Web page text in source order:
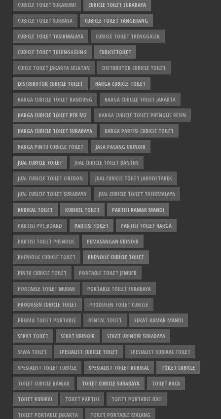
CUBICLE TOILET SUKABUMI CUBICLE TOILET SURABAYA
CUBICLE TOILET SURBAYA CUBICLE TOILET TANGERANG
CUBICLE TOILET TASIKMALAYA CUBICLE TOILET TRENGGALEK
CUBICLE TOILET TULUNGAGUNG CUBICLETOILET
CUICLE TOILET JAKARTA SELATAN DISTRBUTOR CUBICLE TOILET
DISTRIBUTOR CUBICLE TOILET HARGA CUBICLE TOILET
HARGA CUBICLE TOILET BANDUNG HARGA CUBICLE TOILET JAKARTA
HARGA CUBICLE TOILET PER M2 HARGA CUBICLE TOILET PHENOLIC RESIN
HARGA CUBICLE TOILET SURABAYA HARGA PARTISI CUBICLE TOILET
HARGA PINTU CUBICLE TOILET JASA PASANG URINOIR
JUAL CUBICLE TOILET JUAL CUBICLE TOILET BANTEN
JUAL CUBICLE TOILET CIREBON JUAL CUBICLE TOILET JABODETABEK
JUAL CUBICLE TOILET SURABAYA JUAL CUBICLE TOILET TASIKMALAYA
KUBIKAL TOILET KUBIKEL TOILET PARTISI KAMAR MANDI
PARTISI PVC BOARD PARTISI TOILET PARTISI TOILET HARGA
PARTISI TOILET PHENOLIC PEMASANGAN URINOIR
PHENIOLIC CUBICLE TOILET PHENOLIC CUBICLE TOILET
PINTU CUBICLE TOILET PORTABLE TOILET JEMBER
PORTABLE TOILET MURAH PORTABLE TOILET SURABAYA
PRODUSEN CUBICLE TOILET PRODUSEN TOILET CUBICLE
PROMO TOILET PORTABLE RENTAL TOILET SEKAT KAMAR MANDI
SEKAT TOILET SEKAT URINOIR SEKAT URINOIR SURABAYA
SEWA TOILET SPESIALIST CUBICLE TOILET SPESIALIST KUBIKAL TOILET
SPESIALIST TOILET CUBICLE SPESIALIST TOILET KUBIKAL TOILET CUBICLE
TOILET CUBICLE BANJAR TOILET CUBICLE SURABAYA TOILET KACA
TOILET KUBIKAL TOILET PARTISI TOILET PORTABLE BALI
TOILET PORTABLE JAKARTA TOILET PORTABLE MALANG